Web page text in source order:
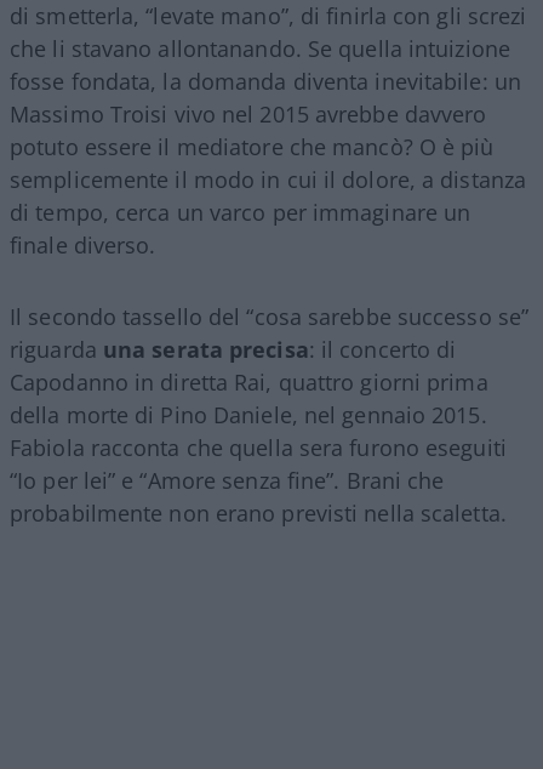
di smetterla, “levate mano”, di finirla con gli screzi
che li stavano allontanando. Se quella intuizione
fosse fondata, la domanda diventa inevitabile: un
Massimo Troisi vivo nel 2015 avrebbe davvero
potuto essere il mediatore che mancò? O è più
semplicemente il modo in cui il dolore, a distanza
di tempo, cerca un varco per immaginare un
finale diverso.
Il secondo tassello del “cosa sarebbe successo se”
riguarda una serata precisa: il concerto di
Capodanno in diretta Rai, quattro giorni prima
della morte di Pino Daniele, nel gennaio 2015.
Fabiola racconta che quella sera furono eseguiti
“Io per lei” e “Amore senza fine”. Brani che
probabilmente non erano previsti nella scaletta.